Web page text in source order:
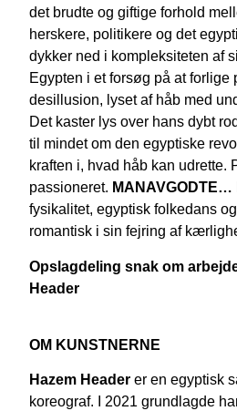
det brudte og giftige forhold
herskere, politikere og det
dykker ned i kompleksiteten af
Egypten i et forsøg på at forlige
desillusion, lyset af håb med
Det kaster lys over hans dybt
til mindet om den egyptiske
kraften i, hvad håb kan udrette.
passioneret. MANAVGODTE…
fysikalitet, egyptisk folkedans
romantisk i sin fejring af
Opslagdeling snak om
Header
OM KUNSTNERNE
Hazem Header er en egyptisk
koreograf. I 2021 grundlagde